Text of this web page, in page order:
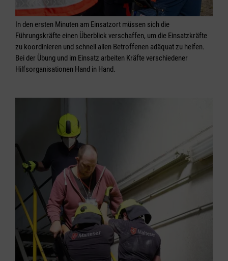
In den ersten Minuten am Einsatzort müssen sich die
Führungskräfte einen Überblick verschaffen, um die Einsatzkräfte
zu koordinieren und schnell allen Betroffenen adäquat zu helfen.
Bei der Übung und im Einsatz arbeiten Kräfte verschiedener
Hilfsorganisationen Hand in Hand.